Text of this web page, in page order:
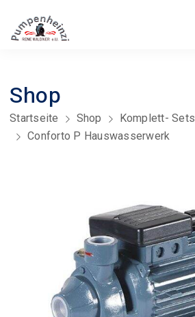
Shop
Startseite Shop Komplett- Sets
Conforto P Hauswasserwerk